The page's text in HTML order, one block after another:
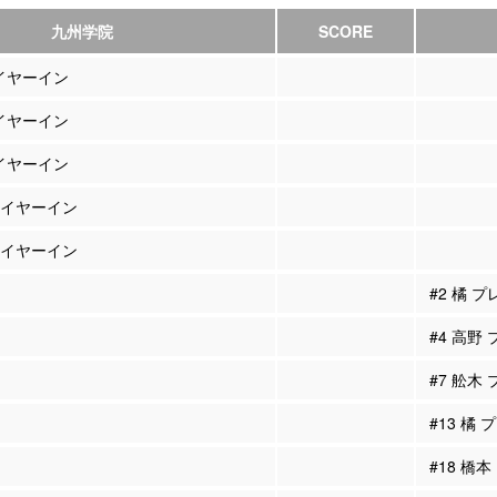
九州学院 SCORE
ヤーイン
ヤーイン
ヤーイン
ヤーイン
ヤーイン
#2 橘 プ
#4 高野
#7 舩木
#13 橘
#18 橋本